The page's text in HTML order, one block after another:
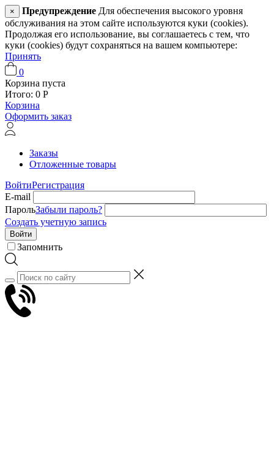
× Предупреждение Для обеспечения высокого уровня
обслуживания на этом сайте используются куки (cookies).
Продолжая его использование, вы соглашаетесь с тем, что
куки (cookies) будут сохраняться на вашем компьютере:
Принять
0
Корзина пуста
Итого: 0 Р
Корзина
Оформить заказ
Заказы
Отложенные товары
ВойтиРегистрация
E-mail
ПарольЗабыли пароль?
Создать учетную запись
Войти
Запомнить